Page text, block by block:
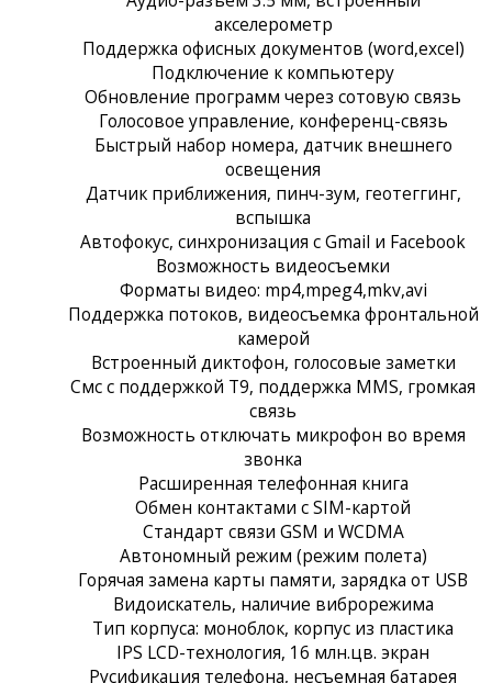
акселерометр
Поддержка офисных документов (word,excel)
Подключение к компьютеру
Обновление программ через сотовую связь
Голосовое управление, конференц-связь
Быстрый набор номера, датчик внешнего
освещения
Датчик приближения, пинч-зум, геотеггинг,
вспышка
Автофокус, синхронизация с Gmail и Facebook
Возможность видеосъемки
Форматы видео: mp4,mpeg4,mkv,avi
Поддержка потоков, видеосъемка фронтальной
камерой
Встроенный диктофон, голосовые заметки
Смс с поддержкой Т9, поддержка MMS, громкая
связь
Возможность отключать микрофон во время
звонка
Расширенная телефонная книга
Обмен контактами с SIM-картой
Стандарт связи GSM и WCDMA
Автономный режим (режим полета)
Горячая замена карты памяти, зарядка от USB
Видоискатель, наличие виброрежима
Тип корпуса: моноблок, корпус из пластика
IPS LCD-технология, 16 млн.цв. экран
Русификация телефона, несъемная батарея